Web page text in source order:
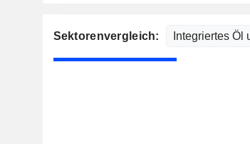
Sektorenvergleich: